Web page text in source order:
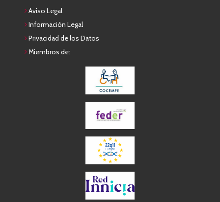
Aviso Legal
Información Legal
Privacidad de los Datos
Miembros de: